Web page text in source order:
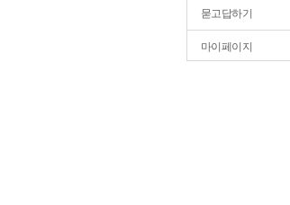
묻고답하기
마이페이지